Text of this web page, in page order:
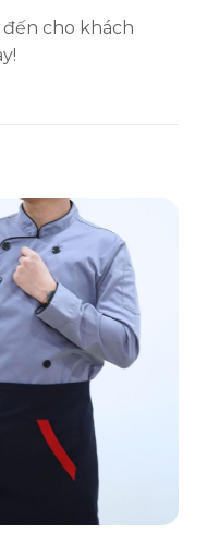
cho khách